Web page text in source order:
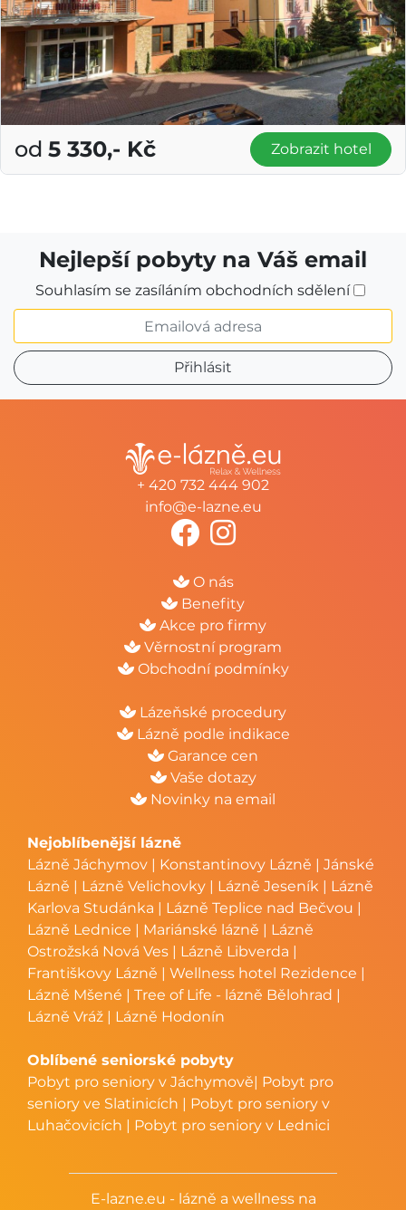
od 5 330,- Kč Zobrazit hotel
Nejlepší pobyty na Váš email
Souhlasím se zasíláním obchodních sdělení
+ 420 732 444 902
info@e-lazne.eu
O nás
Benefity
Akce pro firmy
Věrnostní program
Obchodní podmínky
Lázeňské procedury
Lázně podle indikace
Garance cen
Vaše dotazy
Novinky na email
Nejoblíbenější lázně
Lázně Jáchymov
Konstantinovy Lázně
Jánské
Lázně | Lázně Velichovky Lázně Jeseník
Lázně
Karlova Studánka
Lázně Teplice nad Bečvou
Lázně Lednice
Mariánské lázně
Lázně
Ostrožská Nová Ves
Lázně Libverda
Františkovy Lázně | Wellness hotel Rezidence
Lázně Mšené | Tree of Life - lázně Bělohrad
Lázně Vráž | Lázně Hodonín
Oblíbené seniorské pobyty
Pobyt pro seniory v Jáchymově| Pobyt pro
seniory ve Slatinicích | Pobyt pro seniory v
Luhačovicích | Pobyt pro seniory v Lednici
E-lazne.eu - lázně a wellness na